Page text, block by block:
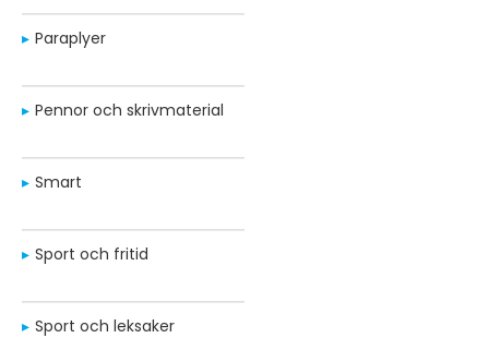
Paraplyer
Pennor och skrivmaterial
Smart
Sport och fritid
Sport och leksaker